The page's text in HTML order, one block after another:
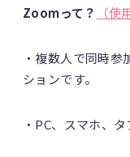
Zoomって？ （使
・複数人で同時参
ションです。
・PC、スマホ、